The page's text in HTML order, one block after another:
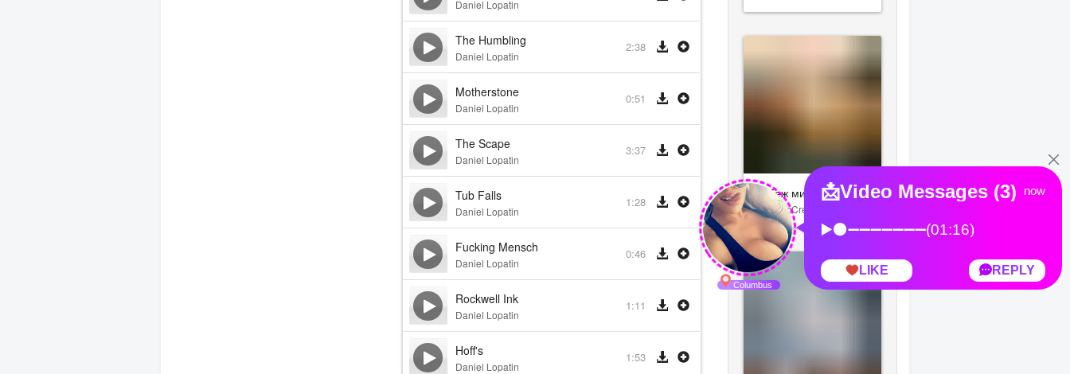
Daniel Lopatin
The Humbling
Daniel Lopatin
2:38
Motherstone
Daniel Lopatin
0:51
The Scape
Daniel Lopatin
3:37
Tub Falls
Daniel Lopatin
1:28
Fucking Mensch
Daniel Lopatin
0:46
Rockwell Ink
Daniel Lopatin
1:11
Hoff's
Daniel Lopatin
1:53
Рубеж мира
Bear McCreary